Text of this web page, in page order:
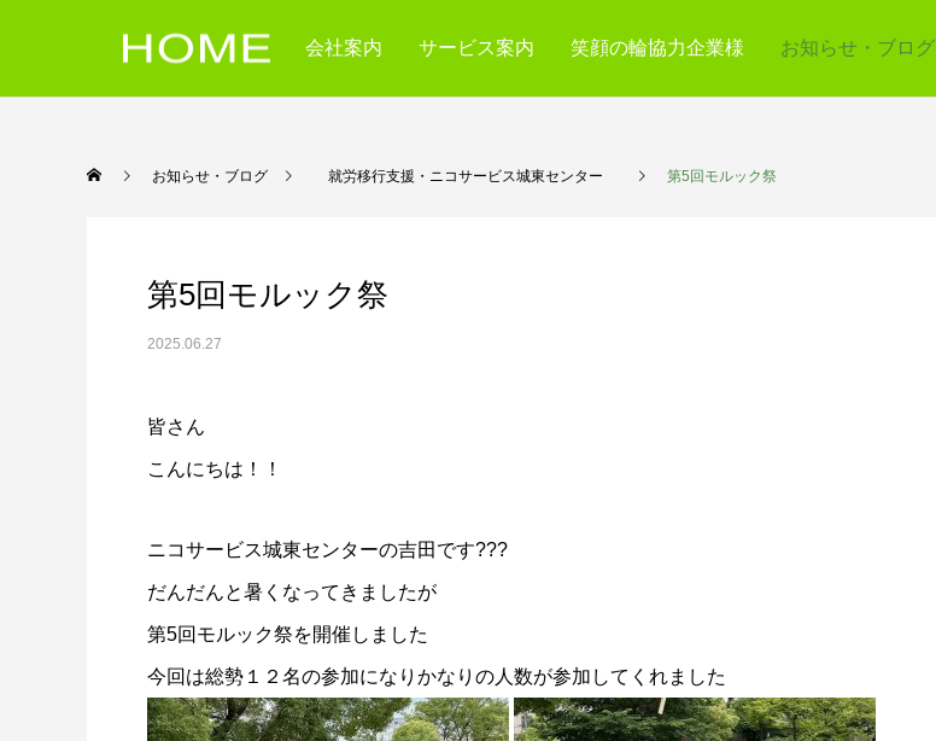
会社案内 サービス案内 笑顔の輪協力企業様 お知らせ・ブログ
お知らせ・ブログ 就労移行支援・ニコサービス城東センター 第5回モルック祭
第5回モルック祭
2025.06.27
皆さん
こんにちは！！
ニコサービス城東センターの吉田です???
だんだんと暑くなってきましたが
第5回モルック祭を開催しました
今回は総勢１２名の参加になりかなりの人数が参加してくれました